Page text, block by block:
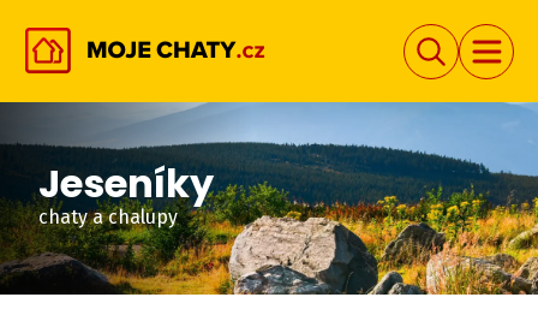
Jeseníky
chaty a chalupy